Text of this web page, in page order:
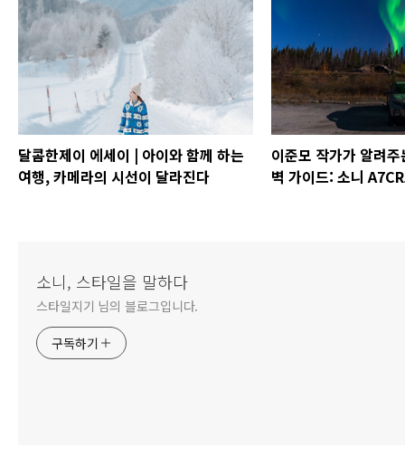
달콤한제이 에세이 | 아이와 함께 하는
여행, 카메라의 시선이 달라진다
이준모 작가가 알려
벽 가이드: 소니
소니, 스타일을 말하다
스타일지기 님의 블로그입니다.
구독하기